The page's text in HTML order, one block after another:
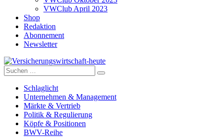
VWClub April 2023
Shop
Redaktion
Abonnement
Newsletter
Versicherungswirtschaft-heute
Suche
nach:
Schlaglicht
Unternehmen & Management
Märkte & Vertrieb
Politik & Regulierung
Köpfe & Positionen
BWV-Reihe